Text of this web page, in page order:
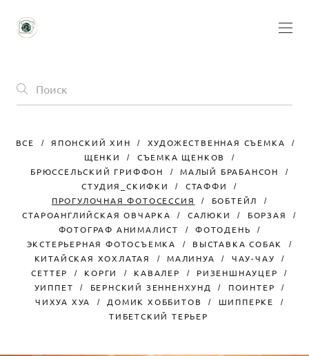
ВСЕ ЯПОНСКИЙ ХИН
ХУДОЖЕСТВЕННАЯ СЪЕМКА
ЩЕНКИ
СЪЕМКА ЩЕНКОВ
БРЮССЕЛЬСКИЙ ГРИФФОН
МАЛЫЙ БРАБАНСОН
СТУДИЯ_СКИФКИ
СТАФФИ
ПРОГУЛОЧНАЯ ФОТОСЕССИЯ
БОБТЕЙЛ
СТАРОАНГЛИЙСКАЯ ОВЧАРКА
САЛЮКИ
БОРЗАЯ
ФОТОГРАФ АНИМАЛИСТ
ФОТОДЕНЬ
ЭКСТЕРЬЕРНАЯ ФОТОСЪЕМКА
ВЫСТАВКА СОБАК
КИТАЙСКАЯ ХОХЛАТАЯ
МАЛИНУА
ЧАУ-ЧАУ
СЕТТЕР
КОРГИ КАВАЛЕР
РИЗЕНШНАУЦЕР
УИППЕТ
БЕРНСКИЙ ЗЕННЕНХУНД
ПОИНТЕР
ЧИХУА ХУА
ДОМИК ХОББИТОВ
ШИППЕРКЕ
ТИБЕТСКИЙ ТЕРЬЕР